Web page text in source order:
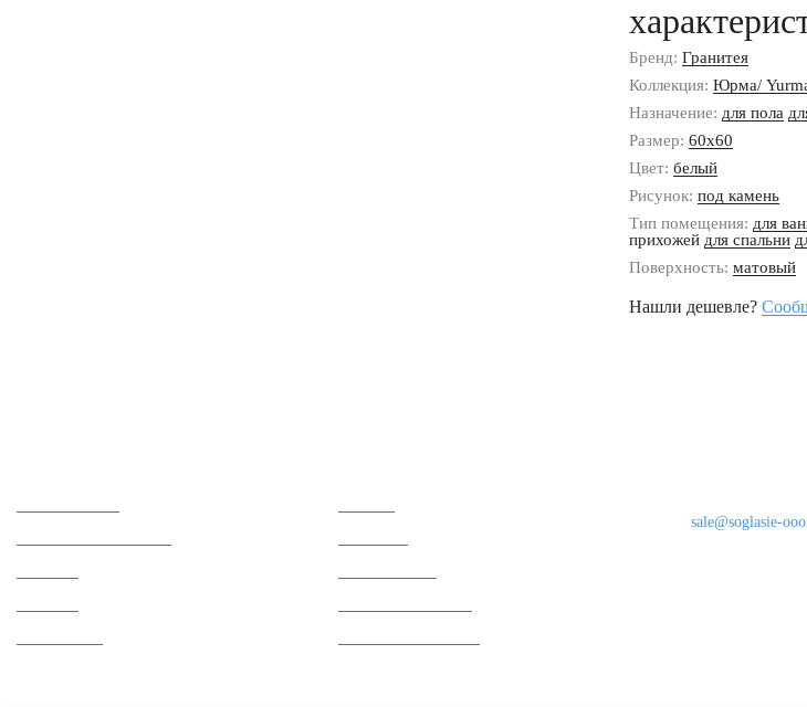
Бренд: Гранитея
Коллекция: Юрма/
Назначение: для пола
Размер: 60x60
Цвет: белый
Рисунок: под камень
Тип помещения: для
прихожей для спальни
Поверхность: матовый
Нашли дешевле?
sale@soglasie-